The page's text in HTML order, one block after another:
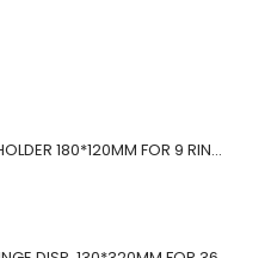
BERNS ACR.RING HOLDER 180*120MM FOR 9 RINGS